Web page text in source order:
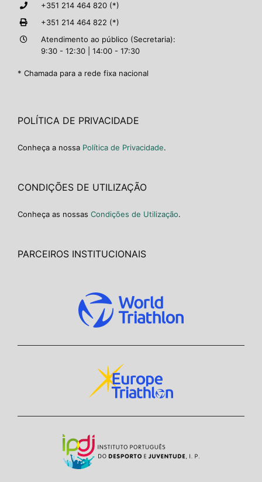
+351 214 464 820 (*)
+351 214 464 822 (*)
Atendimento ao público (Secretaria):
9:30 - 12:30 | 14:00 - 17:30
* Chamada para a rede fixa nacional
POLÍTICA DE PRIVACIDADE
Conheça a nossa Política de Privacidade.
CONDIÇÕES DE UTILIZAÇÃO
Conheça as nossas Condições de Utilização.
PARCEIROS INSTITUCIONAIS